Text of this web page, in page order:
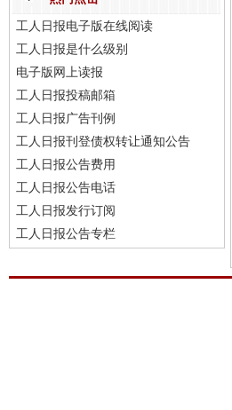
工人日报电子版在线阅读
工人日报是什么级别
电子版网上读报
工人日报投稿邮箱
工人日报广告刊例
工人日报刊登债权转让通知公告
工人日报公告费用
工人日报公告电话
工人日报发行订阅
工人日报公告专栏